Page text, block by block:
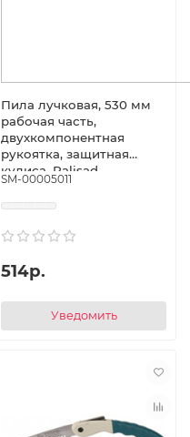
Пила лучковая, 530 мм
рабочая часть,
двухкомпонентная
рукоятка, защитная
кулиса, Palisad
SM-00005011
514р.
Уведомить